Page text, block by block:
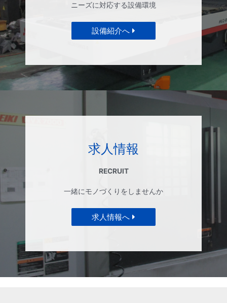
ニーズに対応する設備環境
設備紹介へ
求人情報
RECRUIT
一緒にモノづくりをしませんか
求人情報へ